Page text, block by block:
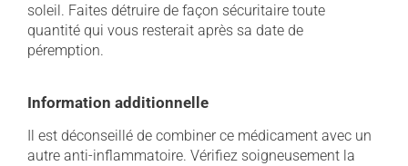
soleil. Faites détruire de façon sécuritaire toute
quantité qui vous resterait après sa date de
péremption.
Information additionnelle
Il est déconseillé de combiner ce médicament avec un
autre anti-inflammatoire. Vérifiez soigneusement la